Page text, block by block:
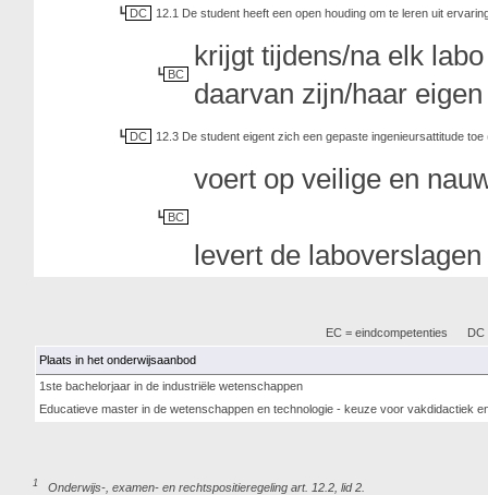
DC 12.1 De student heeft een open houding om te leren uit
BC
krijgt tijdens/na elk
daarvan zijn/haar
DC 12.3 De student eigent zich een gepaste ingenieursattitude
BC
voert op veilige en
levert de
EC = eindcompetenties DC
Plaats in het onderwijsaanbod
1ste bachelorjaar in de industriële wetenschappen
Educatieve master in de wetenschappen en technologie - keuze voor vakdidactiek
1 Onderwijs-, examen- en rechtspositieregeling art. 12.2, lid 2.